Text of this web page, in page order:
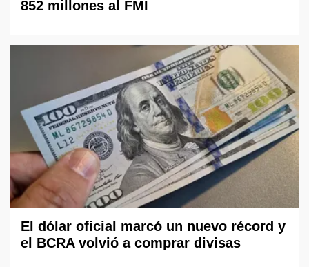
852 millones al FMI
El dólar oficial marcó un nuevo récord y
el BCRA volvió a comprar divisas